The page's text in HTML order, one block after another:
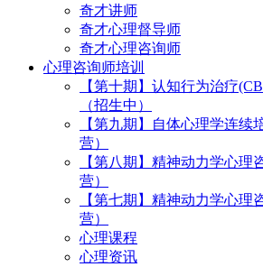
奇才讲师
奇才心理督导师
奇才心理咨询师
心理咨询师培训
【第十期】认知行为治疗
（招生中）
【第九期】自体心理学连续
营）
【第八期】精神动力学心理
营）
【第七期】精神动力学心理
营）
心理课程
心理资讯